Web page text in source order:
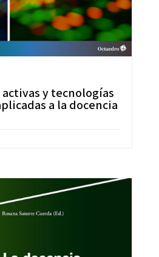
y tecnologías
a la docencia